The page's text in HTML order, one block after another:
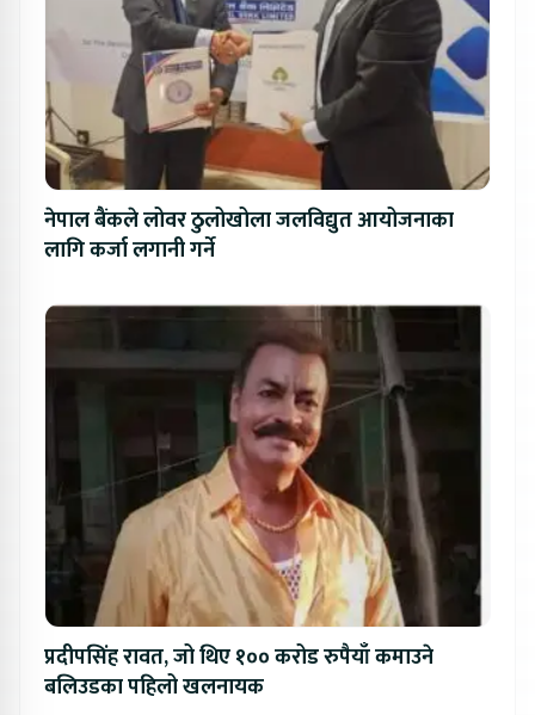
नेपाल बैंकले लोवर ठुलोखोला जलविद्युत आयोजनाका
लागि कर्जा लगानी गर्ने
प्रदीपसिंह रावत, जो थिए १०० करोड रुपैयाँ कमाउने
बलिउडका पहिलो खलनायक